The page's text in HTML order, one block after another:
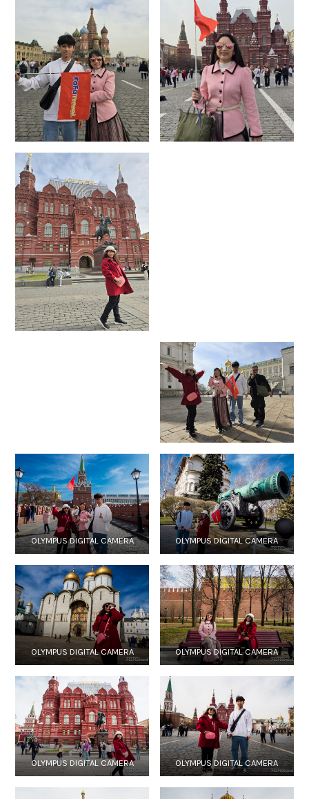
OLYMPUS DIGITAL CAMERA OLYMPUS DIGITAL CAMERA
OLYMPUS DIGITAL CAMERA OLYMPUS DIGITAL CAMERA
OLYMPUS DIGITAL CAMERA OLYMPUS DIGITAL CAMERA